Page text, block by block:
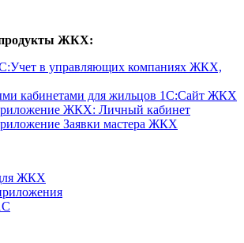
продукты ЖКХ:
в управляющих компаниях ЖКХ,
кабинетами для жильцов 1С:Сайт ЖКХ
ЖКХ: Личный кабинет
Заявки мастера ЖКХ
ЖКХ